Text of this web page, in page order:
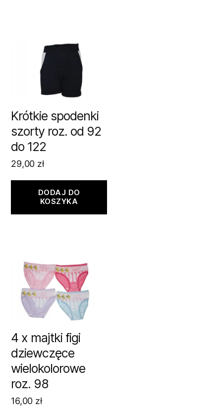
Krótkie spodenki
szorty roz. od 92
do 122
29,00 zł
DODAJ DO
KOSZYKA
4 x majtki figi
dziewczęce
wielokolorowe
roz. 98
16,00 zł